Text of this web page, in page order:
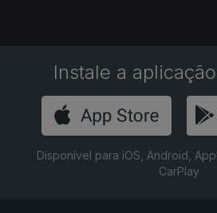
Instale a aplicação
Disponível para iOS, Android,
CarPlay